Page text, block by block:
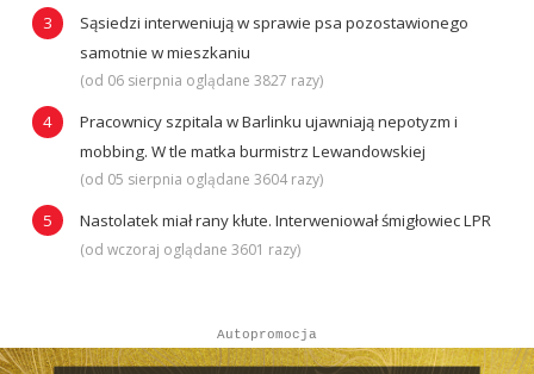
Sąsiedzi interweniują w sprawie psa pozostawionego
samotnie w mieszkaniu
(od 06 sierpnia oglądane 3827 razy)
Pracownicy szpitala w Barlinku ujawniają nepotyzm i
mobbing. W tle matka burmistrz Lewandowskiej
(od 05 sierpnia oglądane 3604 razy)
Nastolatek miał rany kłute. Interweniował śmigłowiec LPR
(od wczoraj oglądane 3601 razy)
Autopromocja